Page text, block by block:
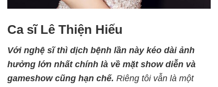
Ca sĩ Lê Thiện Hiếu
Với nghệ sĩ thì dịch bệnh lần này kéo dài ảnh
hưởng lớn nhất chính là về mặt show diễn và
gameshow cũng hạn chế. Riêng tôi vẫn là một